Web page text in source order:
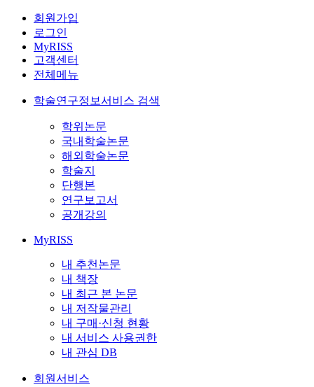
회원가입
로그인
MyRISS
고객센터
전체메뉴
학술연구정보서비스 검색
학위논문
국내학술논문
해외학술논문
학술지
단행본
연구보고서
공개강의
MyRISS
내 추천논문
내 책장
내 최근 본 논문
내 저작물관리
내 구매·신청 현황
내 서비스 사용권한
내 관심 DB
회원서비스